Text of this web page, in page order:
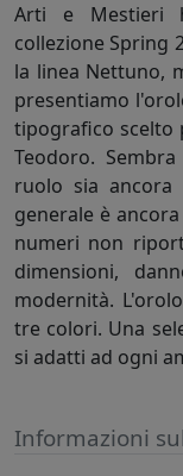
Arti e Mestieri
collezione Spring
la linea Nettuno,
presentiamo
tipografico scelto
Teodoro.
ruolo sia
generale è
numeri non
dimensioni,
modernità.
tre colori. Una
si adatti ad ogni
Informazioni